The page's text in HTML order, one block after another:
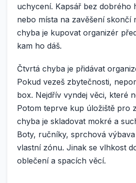
uchycení. Kapsář bez dobrého
nebo místa na zavěšení skončí
chyba je kupovat organizér
kam ho dáš.
Čtvrtá chyba je přidávat
Pokud vezeš zbytečnosti,
box. Nejdřív vyndej věci, které
Potom teprve kup úložiště pro
chyba je skladovat mokré a
Boty, ručníky, sprchová
vlastní zónu. Jinak se vlhkost
oblečení a spacích věcí.